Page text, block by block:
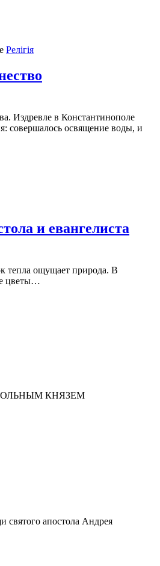
Релігія
Издревле в Константинополе
совершалось освящение воды, и
и евангелиста
тепла ощущает природа. В
цветы…
КНЯЗЕМ
святого апостола Андрея